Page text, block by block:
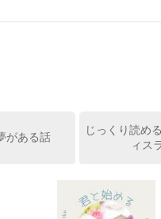
りプロポーズをしてきた上
に甘くて……🐥💓🦅
がある話
じっくり読め
ィス